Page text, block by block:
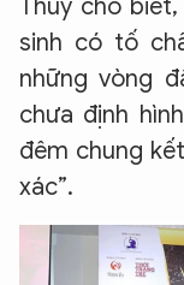
Thúy cho
sinh có tố
những vòng
chưa định
đêm chung
xác”.